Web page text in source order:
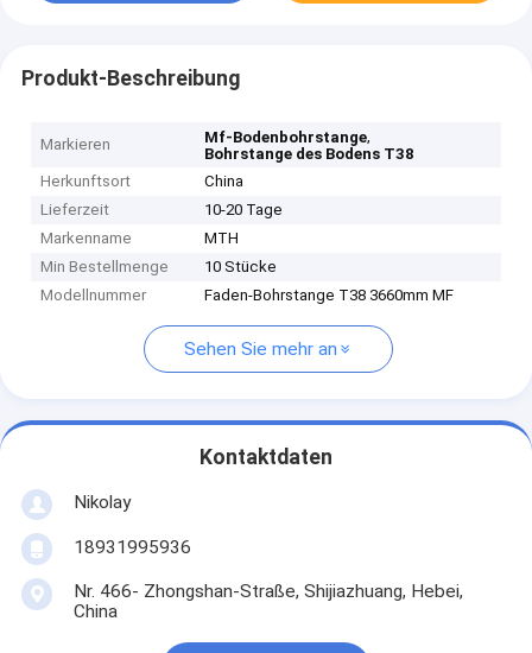
Produkt-Beschreibung
Markieren Mf-Bodenbohrstange,
Bohrstange des Bodens T38
Herkunftsort
China
Lieferzeit
10-20 Tage
Markenname
MTH
Min Bestellmenge
10 Stücke
Modellnummer
Faden-Bohrstange T38 3660mm MF
Sehen Sie mehr an
Kontaktdaten
Nikolay
18931995936
Nr. 466- Zhongshan-Straße, Shijiazhuang, Hebei,
China